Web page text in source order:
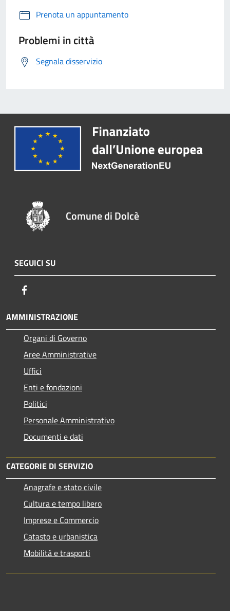
Prenota un appuntamento
Problemi in città
Segnala disservizio
Comune di Dolcè
SEGUICI SU
AMMINISTRAZIONE
Organi di Governo
Aree Amministrative
Uffici
Enti e fondazioni
Politici
Personale Amministrativo
Documenti e dati
CATEGORIE DI SERVIZIO
Anagrafe e stato civile
Cultura e tempo libero
Imprese e Commercio
Catasto e urbanistica
Mobilità e trasporti